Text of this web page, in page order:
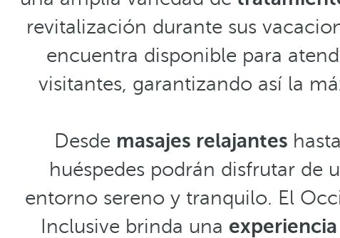
revitalización durante sus
encuentra disponible para
visitantes, garantizando así la
Desde masajes relajantes
huéspedes podrán disfrutar de
entorno sereno y tranquilo. El
Inclusive brinda una